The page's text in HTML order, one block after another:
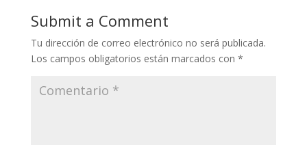
Submit a Comment
Tu dirección de correo electrónico no será publicada.
Los campos obligatorios están marcados con *